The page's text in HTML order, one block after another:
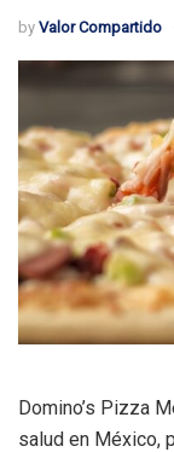
by Valor Compartido
Domino’s Pizza
salud en México,